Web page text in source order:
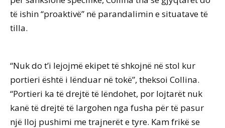
të ishin “proaktivë” në parandalimin e situatave të
tilla.
“Nuk do t’i lejojmë ekipet të shkojnë në stol kur
portieri është i lënduar në tokë”, theksoi Collina.
“Portieri ka të drejtë të lëndohet, por lojtarët nuk
kanë të drejtë të largohen nga fusha për të pasur
një lloj pushimi me trajnerët e tyre. Kam frikë se